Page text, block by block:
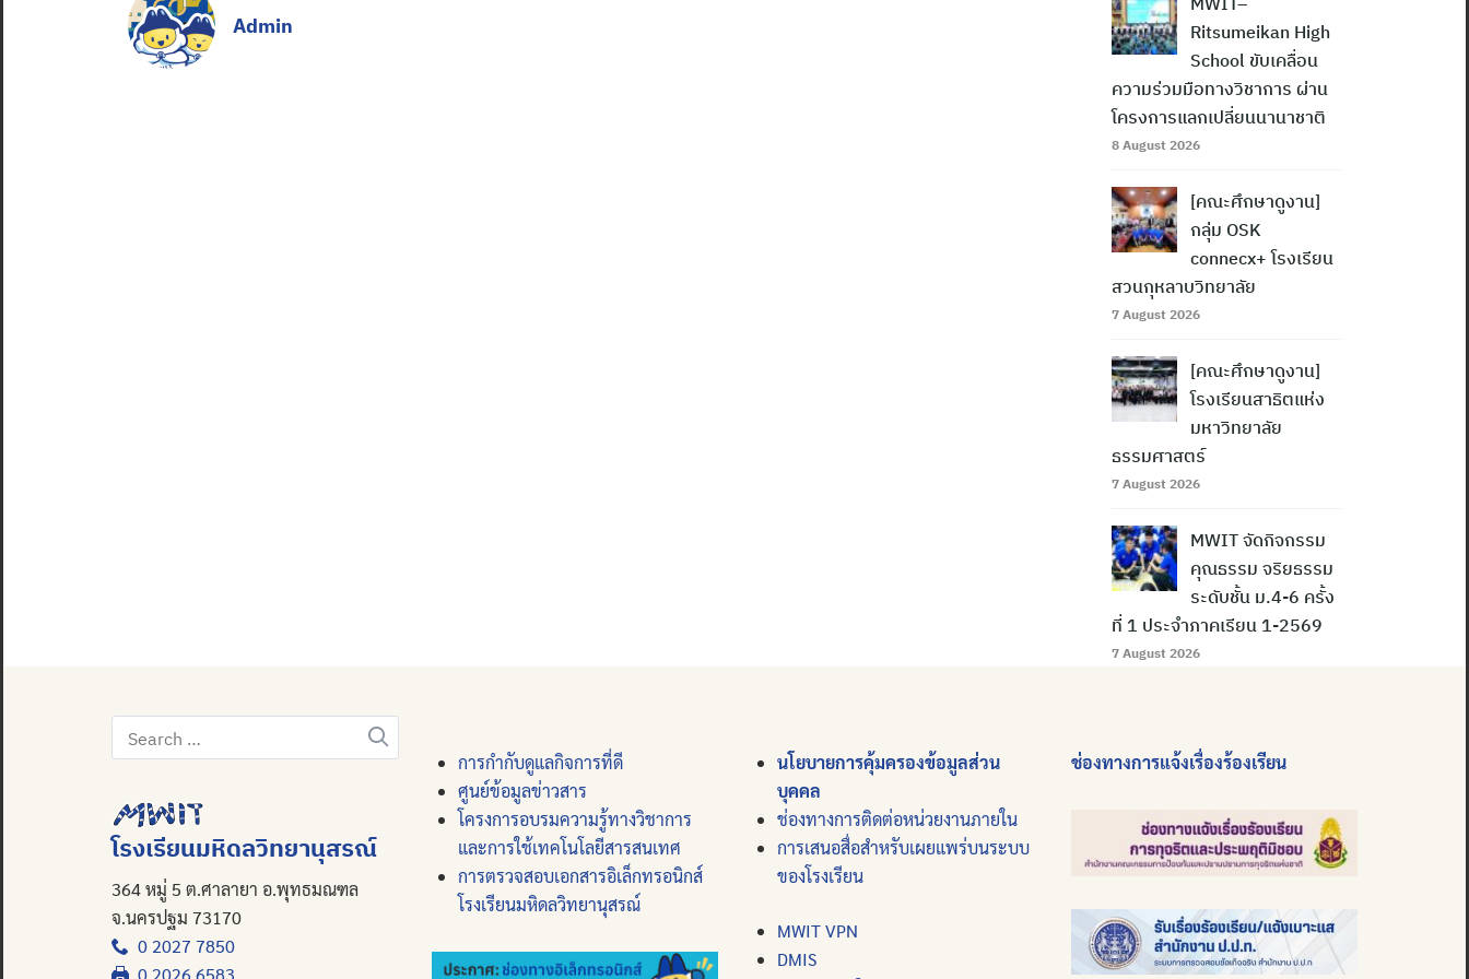
Admin
Ritsumeikan High
School ขับเคลื่อน
ความร่วมมือทางวิชาการ ผ่าน
โครงการแลกเปลี่ยนนานาชาติ
8 August 2026
[คณะศึกษาดูงาน]
กลุ่ม OSK
connecx+ โรงเรียน
สวนกุหลาบวิทยาลัย
7 August 2026
[คณะศึกษาดูงาน]
โรงเรียนสาธิตแห่ง
มหาวิทยาลัย
ธรรมศาสตร์
7 August 2026
MWIT จัดกิจกรรม
คุณธรรม จริยธรรม
ระดับชั้น ม.4-6 ครั้ง
ที่ 1 ประจำภาคเรียน 1-2569
7 August 2026
Search
for:
โรงเรียนมหิดลวิทยานุสรณ์
364 หมู่ 5 ต.ศาลายา อ.พุทธมณฑล
จ.นครปฐม 73170
0 2027 7850
การกำกับดูแลกิจการที่ดี
ศูนย์ข้อมูลข่าวสาร
โครงการอบรมความรู้ทางวิชาการ
และการใช้เทคโนโลยีสารสนเทศ
การตรวจสอบเอกสารอิเล็กทรอนิกส์
โรงเรียนมหิดลวิทยานุสรณ์
นโยบายการคุ้มครองข้อมูลส่วน
บุคคล
ช่องทางการติดต่อหน่วยงานภายใน
การเสนอสื่อสำหรับเผยแพร่บนระบบ
ของโรงเรียน
MWIT VPN
DMIS
ช่องทางการแจ้งเรื่องร้องเรียน